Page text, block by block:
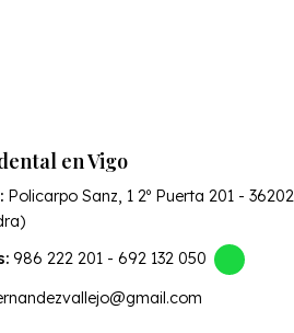
en Vigo
Policarpo Sanz, 1 2º Puerta 201 -
986 222 201- 692 132 050